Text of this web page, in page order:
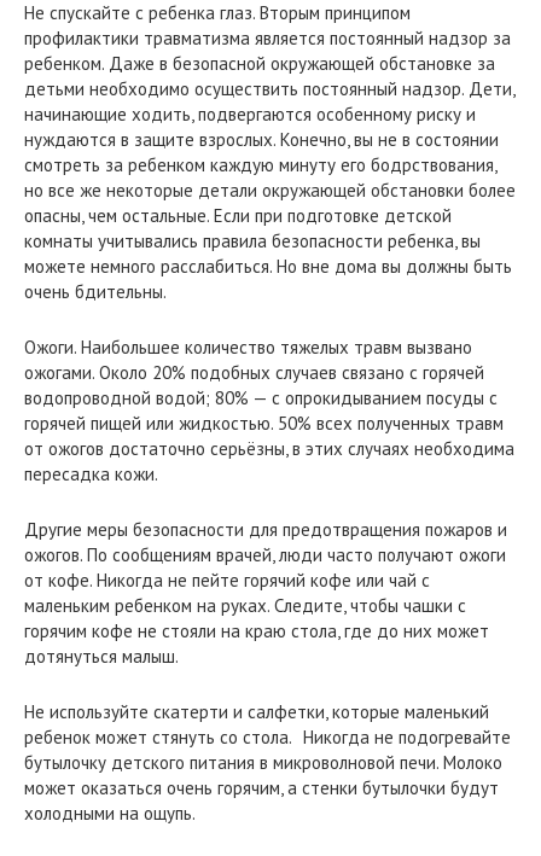
Не спускайте с ребенка глаз. Вторым принципом
профилактики травматизма является постоянный надзор за
ребенком. Даже в безопасной окружающей обстановке за
детьми необходимо осуществить постоянный надзор. Дети,
начинающие ходить, подвергаются особенному риску и
нуждаются в защите взрослых. Конечно, вы не в состоянии
смотреть за ребенком каждую минуту его бодрствования,
но все же некоторые детали окружающей обстановки более
опасны, чем остальные. Если при подготовке детской
комнаты учитывались правила безопасности ребенка, вы
можете немного расслабиться. Но вне дома вы должны быть
очень бдительны.
Ожоги. Наибольшее количество тяжелых травм вызвано
ожогами. Около 20% подобных случаев связано с горячей
водопроводной водой; 80% — с опрокидыванием посуды с
горячей пищей или жидкостью. 50% всех полученных травм
от ожогов достаточно серьёзны, в этих случаях необходима
пересадка кожи.
Другие меры безопасности для предотвращения пожаров и
ожогов. По сообщениям врачей, люди часто получают ожоги
от кофе. Никогда не пейте горячий кофе или чай с
маленьким ребенком на руках. Следите, чтобы чашки с
горячим кофе не стояли на краю стола, где до них может
дотянуться малыш.
Не используйте скатерти и салфетки, которые маленький
ребенок может стянуть со стола. Никогда не подогревайте
бутылочку детского питания в микроволновой печи. Молоко
может оказаться очень горячим, а стенки бутылочки будут
холодными на ощупь.